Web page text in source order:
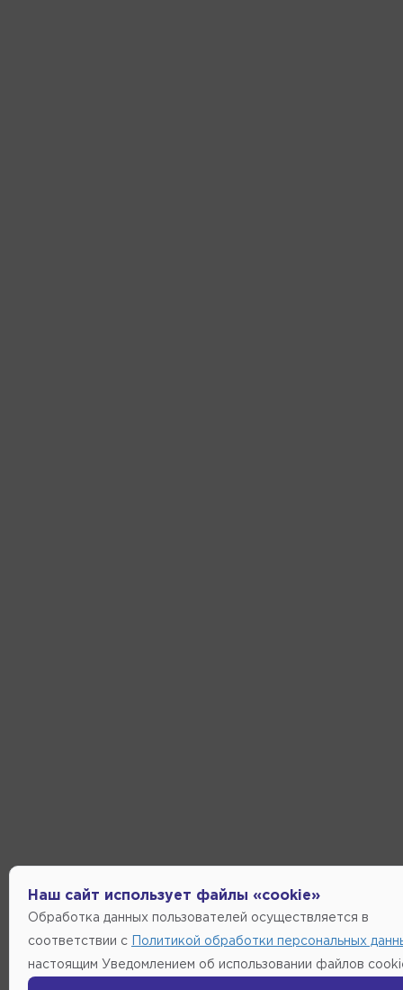
Наш сайт использует файлы «cookie»
Обработка данных пользователей осуществляется в
соответствии с Политикой обработки персональных
настоящим Уведомлением об использовании файлов